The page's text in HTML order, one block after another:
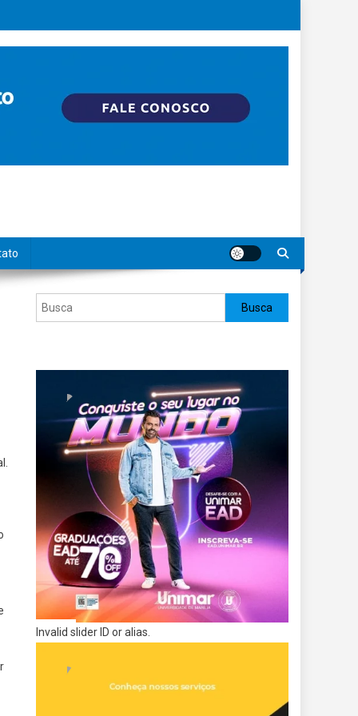
Pesquisar Busca
Invalid slider ID or alias.